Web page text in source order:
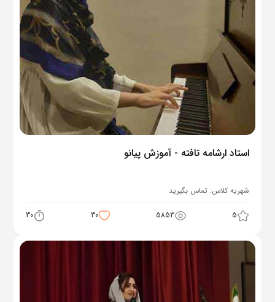
استاد ارشامه تافته - آموزش پیانو
شهریه کلاس: تماس بگیرید
5
5853
30
30